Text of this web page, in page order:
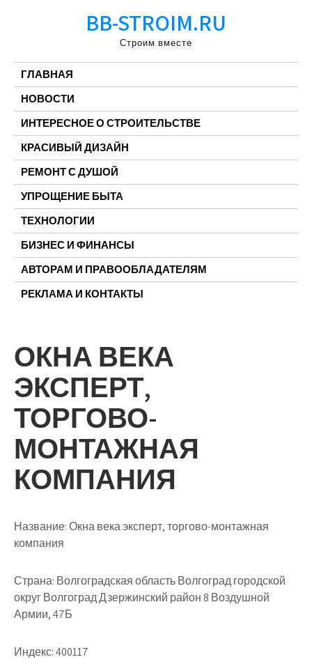
BB-STROIM.RU
Строим вместе
ГЛАВНАЯ
НОВОСТИ
ИНТЕРЕСНОЕ О СТРОИТЕЛЬСТВЕ
КРАСИВЫЙ ДИЗАЙН
РЕМОНТ С ДУШОЙ
УПРОЩЕНИЕ БЫТА
ТЕХНОЛОГИИ
БИЗНЕС И ФИНАНСЫ
АВТОРАМ И ПРАВООБЛАДАТЕЛЯМ
РЕКЛАМА И КОНТАКТЫ
ОКНА ВЕКА
ЭКСПЕРТ,
ТОРГОВО-
МОНТАЖНАЯ
КОМПАНИЯ
Название:Окна века эксперт, торгово-монтажная
компания
Страна: Волгоградская область Волгоград городской
округ Волгоград Дзержинский район 8 Воздушной
Армии, 47Б
Индекс:400117